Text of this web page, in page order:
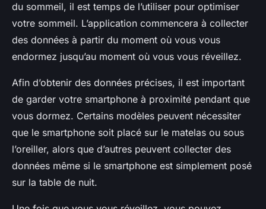
du sommeil, il est temps de l’utiliser pour optimiser
votre sommeil. L’application commencera à collecter
des données à partir du moment où vous vous
endormez jusqu’au moment où vous vous réveillez.
Afin d’obtenir des données précises, il est important
de garder votre smartphone à proximité pendant que
vous dormez. Certains modèles peuvent nécessiter
que le smartphone soit placé sur le matelas ou sous
l’oreiller, alors que d’autres peuvent collecter des
données même si le smartphone est simplement posé
sur la table de nuit.